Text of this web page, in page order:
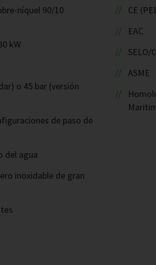
níquel 90/10
kW
o 45 bar (versión
de paso de
del agua
inoxidable de gran
CE
EAC
SELO/
ASME